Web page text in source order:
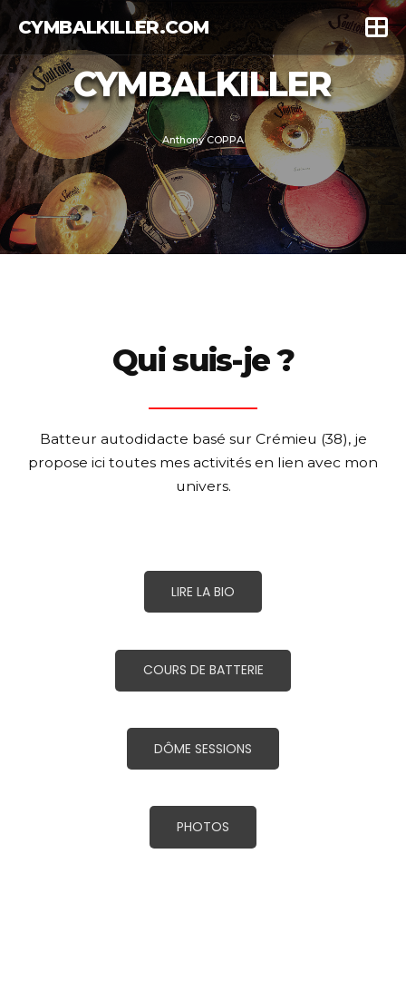
CYMBALKILLER.COM
CYMBALKILLER
Anthony COPPA
Qui suis-je ?
Batteur autodidacte basé sur Crémieu (38), je
propose ici toutes mes activités en lien avec mon
univers.
LIRE LA BIO
COURS DE BATTERIE
DÔME SESSIONS
PHOTOS